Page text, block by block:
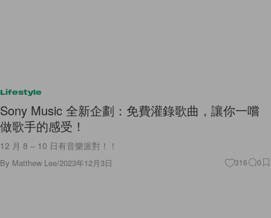
Lifestyle
Sony Music 全新企劃：免費灌錄歌曲，讓你一嚐
做歌手的感受！
12 月 8 – 10 日有音樂派對！！
By Matthew Lee/2023年12月3日 316 0